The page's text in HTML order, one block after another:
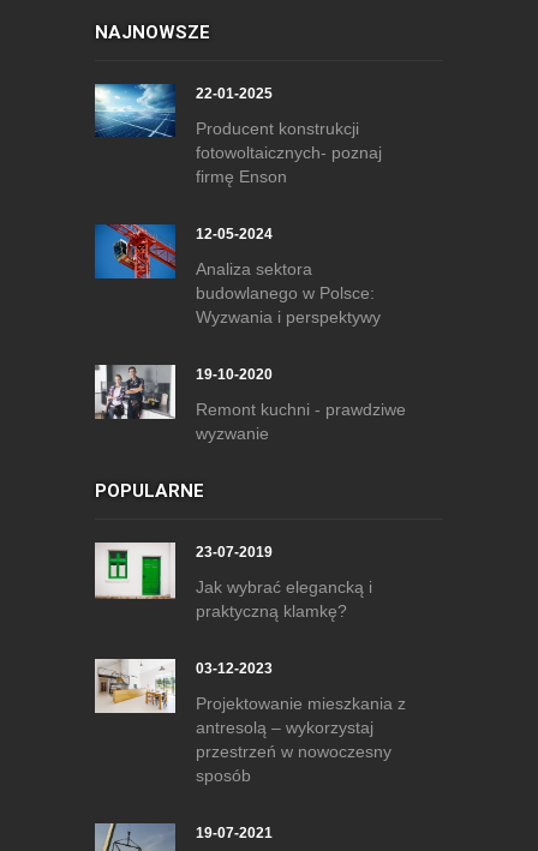
NAJNOWSZE
22-01-2025
Producent konstrukcji
fotowoltaicznych- poznaj
firmę Enson
12-05-2024
Analiza sektora
budowlanego w Polsce:
Wyzwania i perspektywy
19-10-2020
Remont kuchni - prawdziwe
wyzwanie
POPULARNE
23-07-2019
Jak wybrać elegancką i
praktyczną klamkę?
03-12-2023
Projektowanie mieszkania z
antresolą – wykorzystaj
przestrzeń w nowoczesny
sposób
19-07-2021